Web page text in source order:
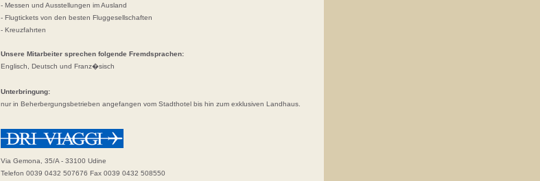
- Messen und Ausstellungen im Ausland
- Flugtickets von den besten Fluggesellschaften
- Kreuzfahrten
Unsere Mitarbeiter sprechen folgende Fremdsprachen:
Englisch, Deutsch und Franz�sisch
Unterbringung:
nur in Beherbergungsbetrieben angefangen vom Stadthotel bis hin zum exklusiven Landhaus.
Via Gemona, 35/A - 33100 Udine
Telefon 0039 0432 507676 Fax 0039 0432 508550